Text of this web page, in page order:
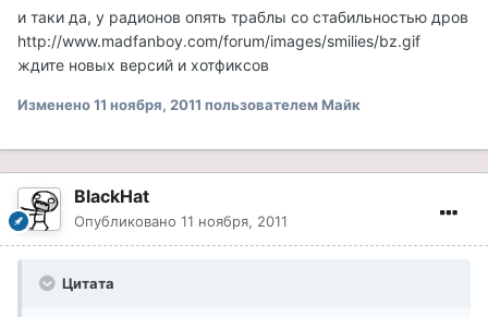
и таки да, у радионов опять траблы со стабильностью дров
http://www.madfanboy.com/forum/images/smilies/bz.gif
ждите новых версий и хотфиксов
Изменено11 ноября, 2011 пользователем Майк
BlackHat
Опубликовано 11 ноября, 2011
Цитата